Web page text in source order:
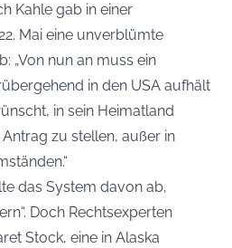
Kahle gab in einer
Mai eine unverblümte
„Von nun an muss ein
in den USA aufhält
in sein Heimatland
zu stellen, außer in
das System davon ab,
Doch Rechtsexperten
Stock, eine in Alaska